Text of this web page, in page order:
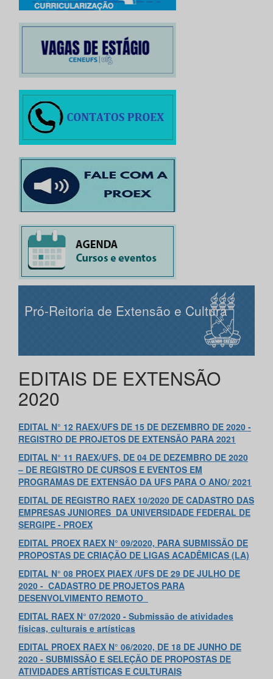
Pró-Reitoria de Extensão e Cultura
EDITAIS DE EXTENSÃO
2020
EDITAL N° 12 RAEX/UFS DE 15 DE DEZEMBRO DE 2020 -
REGISTRO DE PROJETOS DE EXTENSÃO PARA 2021
EDITAL N° 11 RAEX/UFS, DE 04 DE DEZEMBRO DE 2020
– DE REGISTRO DE CURSOS E EVENTOS EM
PROGRAMAS DE EXTENSÃO DA UFS PARA O ANO/ 2021
EDITAL DE REGISTRO RAEX 10/2020 DE CADASTRO DAS
EMPRESAS JUNIORES DA UNIVERSIDADE FEDERAL DE
SERGIPE - PROEX
EDITAL PROEX RAEX N° 09/2020, PARA SUBMISSÃO DE
PROPOSTAS DE CRIAÇÃO DE LIGAS ACADÊMICAS (LA)
EDITAL N° 08 PROEX PIAEX /UFS DE 29 DE JULHO DE
2020 - CADASTRO DE PROJETOS PARA
DESENVOLVIMENTO REMOTO
EDITAL RAEX N° 07/2020 - Submissão de atividades
físicas, culturais e artísticas
EDITAL PROEX RAEX N° 06/2020, DE 18 DE JUNHO DE
2020 - SUBMISSÃO E SELEÇÃO DE PROPOSTAS DE
ATIVIDADES ARTÍSTICAS E CULTURAIS